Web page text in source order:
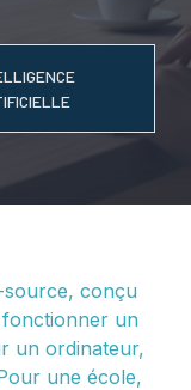
source, conçu
un
un ordinateur,
une école,